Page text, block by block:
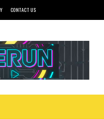
CONTACT US